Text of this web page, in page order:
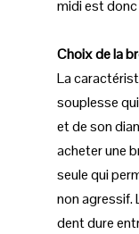
midi est
Choix de la
La
souplesse
et de son
acheter une
seule qui
non agressif.
dent dure